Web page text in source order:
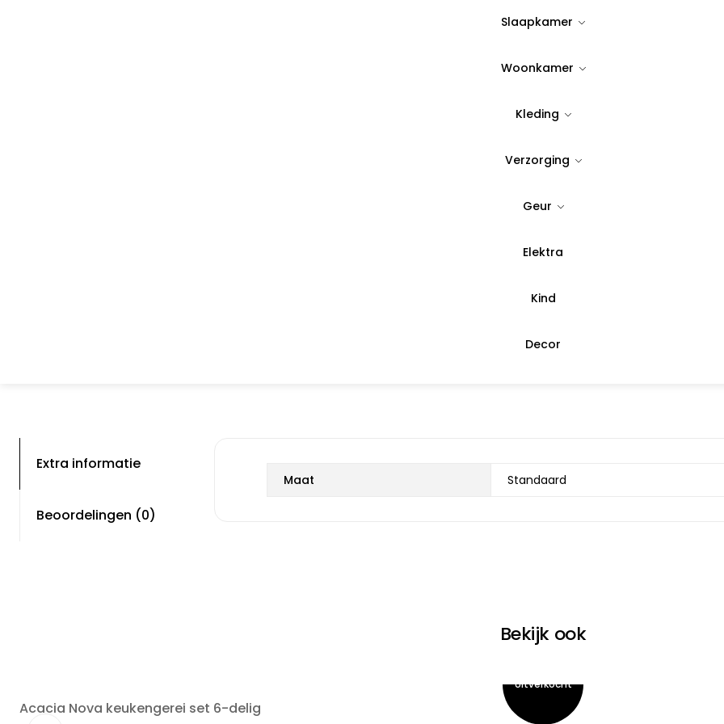
Slaapkamer
Woonkamer
Kleding
Verzorging
Geur
Elektra
Kind
Decor
49,95
Quantity:
SKU:
Extra informatie
Beoordelingen (0)
Maat Standaard
Bekijk ook
Acacia Nova keukengerei set 6-delig